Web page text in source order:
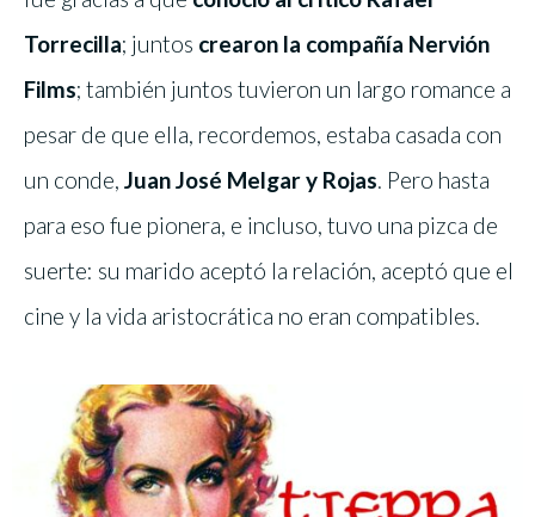
Torrecilla; juntos crearon la compañía Nervión
Films; también juntos tuvieron un largo romance a
pesar de que ella, recordemos, estaba casada con
un conde, Juan José Melgar y Rojas . Pero hasta
para eso fue pionera, e incluso, tuvo una pizca de
suerte: su marido aceptó la relación, aceptó que el
cine y la vida aristocrática no eran compatibles.